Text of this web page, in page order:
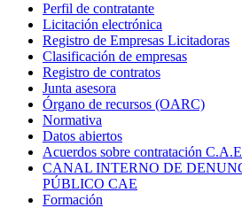
Perfil de contratante
Licitación electrónica
Registro de Empresas Licitadoras
Clasificación de empresas
Registro de contratos
Junta asesora
Órgano de recursos (OARC)
Normativa
Datos abiertos
Acuerdos sobre contratación
CANAL INTERNO DE
PÚBLICO CAE
Formación